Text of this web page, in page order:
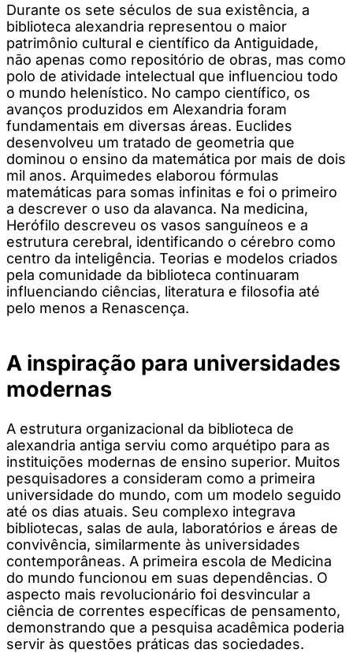
Durante os sete séculos de sua existência, a
biblioteca alexandria representou o maior
patrimônio cultural e científico da Antiguidade,
não apenas como repositório de obras, mas como
polo de atividade intelectual que influenciou todo
o mundo helenístico. No campo científico, os
avanços produzidos em Alexandria foram
fundamentais em diversas áreas. Euclides
desenvolveu um tratado de geometria que
dominou o ensino da matemática por mais de dois
mil anos. Arquimedes elaborou fórmulas
matemáticas para somas infinitas e foi o primeiro
a descrever o uso da alavanca. Na medicina,
Herófilo descreveu os vasos sanguíneos e a
estrutura cerebral, identificando o cérebro como
centro da inteligência. Teorias e modelos criados
pela comunidade da biblioteca continuaram
influenciando ciências, literatura e filosofia até
pelo menos a Renascença.
A inspiração para universidades
modernas
A estrutura organizacional da biblioteca de
alexandria antiga serviu como arquétipo para as
instituições modernas de ensino superior. Muitos
pesquisadores a consideram como a primeira
universidade do mundo, com um modelo seguido
até os dias atuais. Seu complexo integrava
bibliotecas, salas de aula, laboratórios e áreas de
convivência, similarmente às universidades
contemporâneas. A primeira escola de Medicina
do mundo funcionou em suas dependências. O
aspecto mais revolucionário foi desvincular a
ciência de correntes específicas de pensamento,
demonstrando que a pesquisa acadêmica poderia
servir às questões práticas das sociedades.